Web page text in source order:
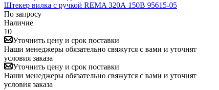
Штекер вилка с ручкой REMA 320А 150B 95615-05
По запросу
Наличие
10
Уточнить цену и срок поставки
Наши менеджеры обязательно свяжутся с вами и уточнят
условия заказа
Уточнить цену и срок поставки
Наши менеджеры обязательно свяжутся с вами и уточнят
условия заказа